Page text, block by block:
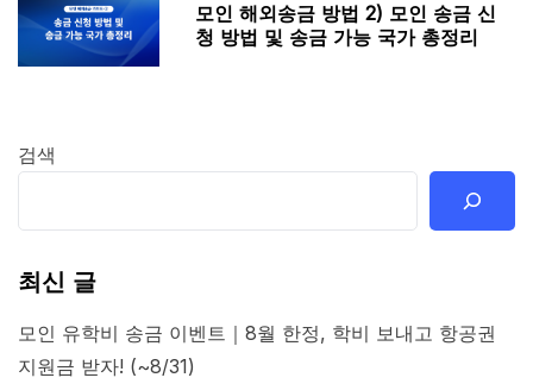
모인 해외송금 방법 2) 모인 송금 신
청 방법 및 송금 가능 국가 총정리
검색
최신 글
모인 유학비 송금 이벤트｜8월 한정, 학비 보내고 항공권
지원금 받자! (~8/31)